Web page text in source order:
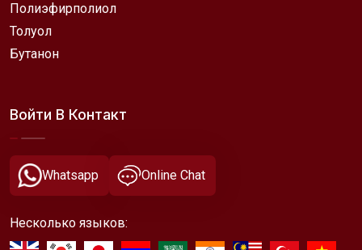
Полиэфирполиол
Толуол
Бутанон
Войти В Контакт
Whatsapp Online Chat
Несколько языков: